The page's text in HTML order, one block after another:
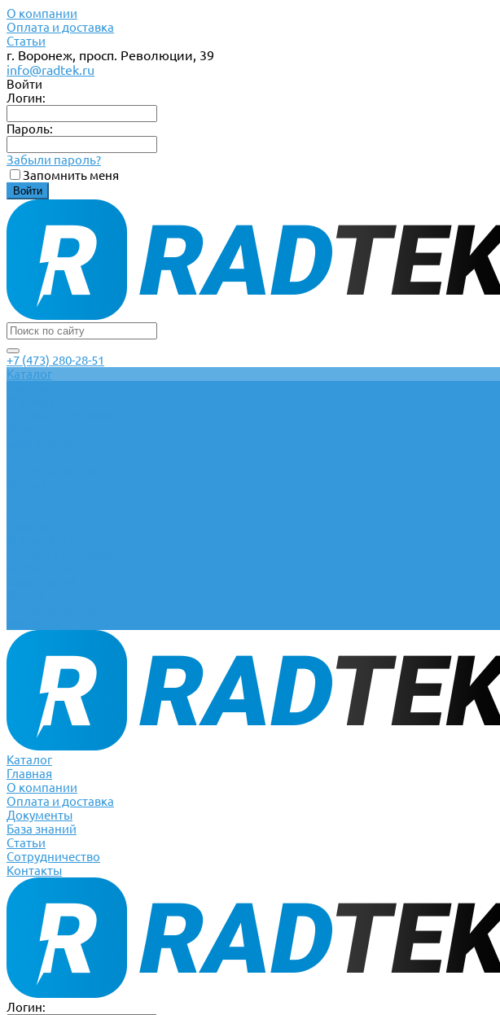
О компании
Оплата и доставка
Статьи
г. Воронеж, просп. Революции, 39
info@radtek.ru
Войти
Логин:
Пароль:
Забыли пароль?
Запомнить меня
+7 (473) 280-28-51
Каталог
Каталог
Главная
О компании
Оплата и доставка
Документы
База знаний
Статьи
Сотрудничество
Контакты
Логин: